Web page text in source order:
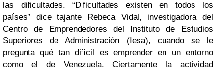
las dificultades. “Dificultades existen en todos los
países” dice tajante Rebeca Vidal, investigadora del
Centro de Emprendedores del Instituto de Estudios
Superiores de Administración (Iesa), cuando se le
pregunta qué tan difícil es emprender en un entorno
como el de Venezuela. Ciertamente la actividad